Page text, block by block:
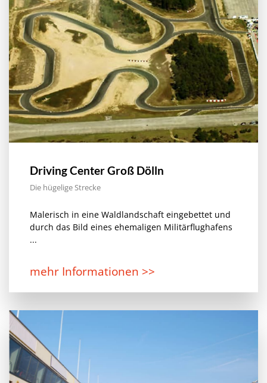
Driving Center Groß Dölln
Die hügelige Strecke
Malerisch in eine Waldlandschaft eingebettet und
durch das Bild eines ehemaligen Militärflughafens
...
mehr Informationen >>